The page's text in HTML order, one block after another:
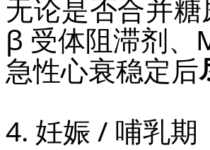
无论是否合并
β 受体阻滞剂、
急性心衰稳定后
4. 妊娠 / 哺乳期